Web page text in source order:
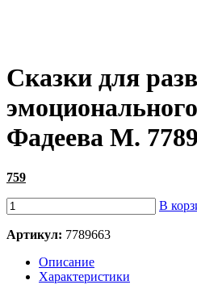
Сказки для
Фадеева М.
759
В
Артикул: 7789663
Описание
Характеристики